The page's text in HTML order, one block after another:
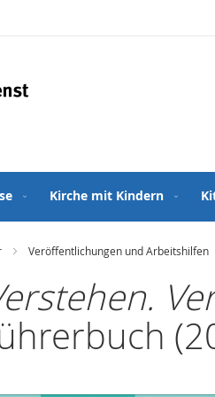
Kirche mit Kindern
Veröffentlichungen und Arbeitshilfen